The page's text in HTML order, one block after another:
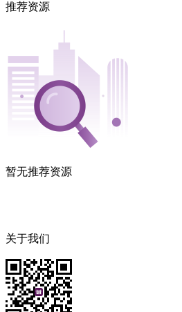
推荐资源
暂无推荐资源
关于我们